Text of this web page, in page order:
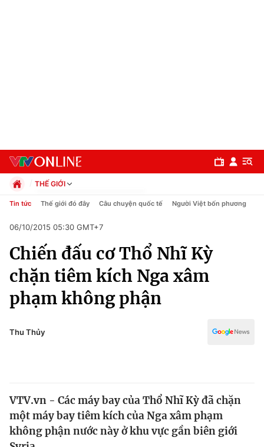
Chuyên mục
Chính trị
Xã hội
Pháp luật
Thế giới
Tin tức
Kinh tế
THẾ GIỚI
Chính trị
Pháp luật
Kinh tế
Thể thao
Truyền hình
Văn hóa - Giải trí
Công nghệ
Tin tức Thế giới đó đây Câu chuyện quốc tế Người Việt bốn phương
06/10/2015 05:30 GMT+7
Chiến đấu cơ Thổ Nhĩ Kỳ
chặn tiêm kích Nga xâm
phạm không phận
Thu Thủy
VTV.vn - Các máy bay của Thổ Nhĩ Kỳ đã chặn
một máy bay tiêm kích của Nga xâm phạm
không phận nước này ở khu vực gần biên giới